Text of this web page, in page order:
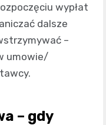
wypłat
dalsze
–
umowie/
– gdy